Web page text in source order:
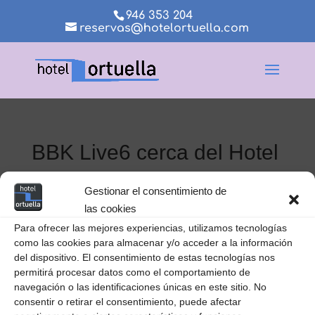
Gestionar el consentimiento de
las cookies
Para ofrecer las mejores experiencias, utilizamos tecnologías
como las cookies para almacenar y/o acceder a la información
del dispositivo. El consentimiento de estas tecnologías nos
permitirá procesar datos como el comportamiento de
navegación o las identificaciones únicas en este sitio. No
consentir o retirar el consentimiento, puede afectar
946 353 204
reservas@hotelortuella.com
BBK Live6 cerca del Hotel
Ortuella